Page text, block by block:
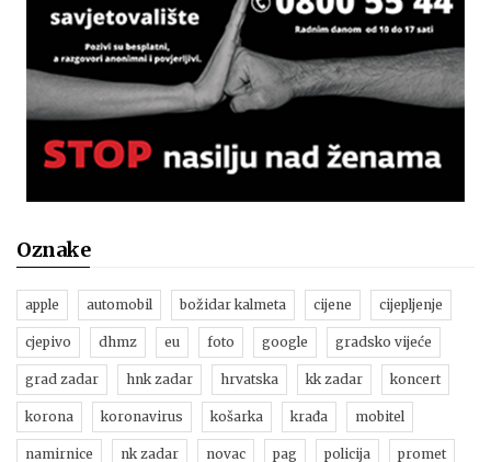
Oznake
apple automobil božidar kalmeta cijene cijepljenje
cjepivo dhmz eu foto google gradsko vijeće
grad zadar hnk zadar hrvatska kk zadar koncert
korona koronavirus košarka krađa mobitel
namirnice nk zadar novac pag policija promet